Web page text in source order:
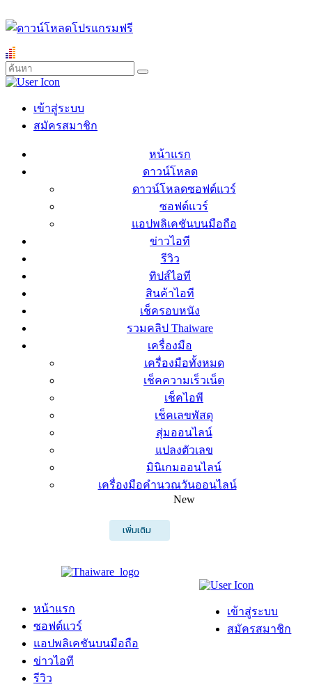
เข้าสู่ระบบ
สมัครสมาชิก
หน้าแรก
ดาวน์โหลด
ดาวน์โหลดซอฟต์แวร์
ซอฟต์แวร์
แอปพลิเคชันบนมือถือ
ข่าวไอที
รีวิว
ทิปส์ไอที
สินค้าไอที
เช็ครอบหนัง
รวมคลิป Thaiware
เครื่องมือ
เครื่องมือทั้งหมด
เช็คความเร็วเน็ต
เช็คไอพี
เช็คเลขพัสดุ
สุ่มออนไลน์
แปลงตัวเลข
มินิเกมออนไลน์
เครื่องมือคำนวณวันออนไลน์
New
เพิ่มเติม
เข้าสู่ระบบ
สมัครสมาชิก
หน้าแรก
ซอฟต์แวร์
แอปพลิเคชันบนมือถือ
ข่าวไอที
รีวิว